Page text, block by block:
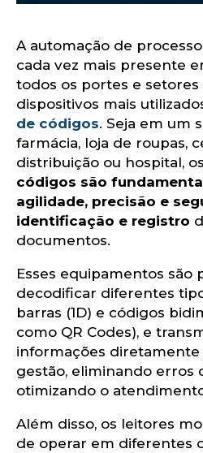
A automação de
cada vez mais presente
todos os portes e
dispositivos mais
de códigos. Seja em um
farmácia, loja de roupas,
distribuição ou hospital, os
códigos são
agilidade, precisão e
identificação e registro
documentos.
Esses equipamentos são
decodificar diferentes
barras (1D) e códigos
como QR Codes), e
informações diretamente
gestão, eliminando erros
otimizando o
Além disso, os leitores
de operar em diferentes